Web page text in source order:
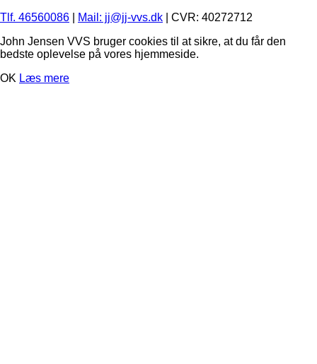
Tlf. 46560086 Mail: jj@jj-vvs.dk | CVR: 40272712
John Jensen VVS bruger cookies til at sikre, at du får den
bedste oplevelse på vores hjemmeside.
OK Læs mere